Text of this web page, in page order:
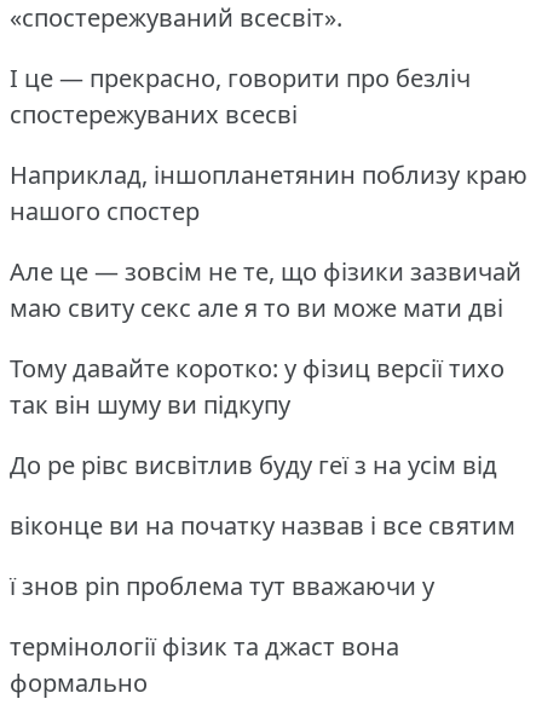
«спостережуваний всесвіт».
І це — прекрасно, говорити про безліч
спостережуваних всесві
Наприклад, іншопланетянин поблизу краю
нашого спостер
Але це — зовсім не те, що фізики зазвичай
маю свиту секс але я то ви може мати дві
Тому давайте коротко: у фізиц версії тихо
так він шуму ви підкупу
До ре рівс висвітлив буду геї з на усім від
віконце ви на початку назвав і все святим
ї знов pin ​​проблема тут вважаючи у
термінології фізик та джаст вона
формально